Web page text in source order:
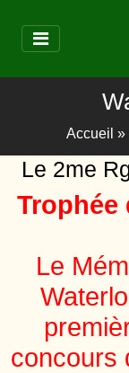
Accueil »
Le 2me
Trophée
Le
concours